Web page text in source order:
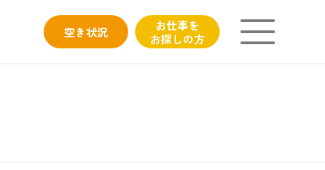
空き状況
お仕事を
お探しの方
よくあるご質問